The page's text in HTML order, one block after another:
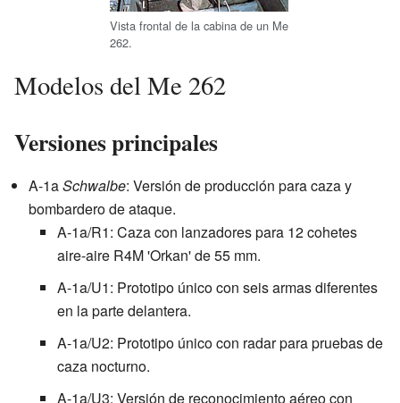
Vista frontal de la cabina de un Me
262.
Modelos del Me 262
Versiones principales
A-1aSchwalbe: Versión de producción para caza y
bombardero de ataque.
A-1a/R1: Caza con lanzadores para 12 cohetes
aire-aire R4M 'Orkan' de 55 mm.
A-1a/U1: Prototipo único con seis armas diferentes
en la parte delantera.
A-1a/U2: Prototipo único con radar para pruebas de
caza nocturno.
A-1a/U3: Versión de reconocimiento aéreo con